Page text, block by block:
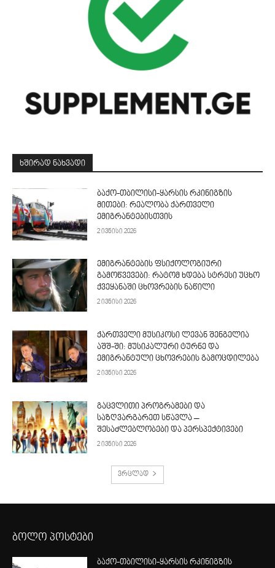
ᲮᲨᲘᲠᲐᲓ ᲜᲐᲮᲕᲐᲓᲘ
ბაქო-თბილისი-ყარსის რკინიგზის
მითები: რეალობა ქართველი
ემიგრანტებისთვის
2 ივნისი 2026
ემიგრანტების ფსიქოლოგიური
გამოწვევები: რატომ ხდება სტრესი უცხო
ქვეყანაში ცხოვრების ნაწილი
2 ივნისი 2026
ქართველი მუსიკოსი ლევან შენგელია
აშშ-ში: მუსიკალური ტურნე და
ემიგრანტული ცხოვრების გამოცდილება
2 ივნისი 2026
გაცვლითი პროგრამები და
საზღვარგარეთ სწავლა –
შესაძლებლობები და პერსპექტივები
2 ივნისი 2026
ვრცლად
ბოლო პოსტები
ბაქო-თბილისი-ყარსის რკინიგზის